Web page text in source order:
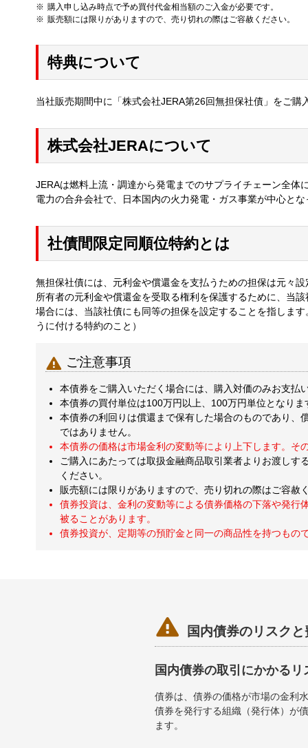
購入申し込み時点で予め買付代金相当額のご入金が必要です。
販売額には限りがありますので、売り切れの際はご容赦ください。
特典について
当社販売期間中に「株式会社JERA第26回無担保社債」をご
株式会社JERAについて
JERAは燃料上流・調達から発電までのサプライチェーン全
電力の合弁会社で、日本国内の火力発電・ガス事業が中心と
社債間限定同順位特約とは
無担保社債には、元利金や償還金を支払うための担保は元々
所有者の元利金や償還金を受取る権利を保護するために、当
場合には、当該社債にも同等の担保を設定することを指しま
うに付ける特約のこと）
 ご注意事項
本債券をご購入いただく場合には、購入対価のみお支払
本債券の買付単位は100万円以上、100万円単位となりま
本債券の利回りは償還まで保有した場合のものであり、
ではありません。
本債券の価格は市場金利の変動等により上下します。そ
ご購入にあたっては取扱金融商品取引業者よりお渡し
ください。
販売額には限りがありますので、売り切れの際はご容赦
債券投資は、金利の変動等による債券価格の下落や発行
被ることがあります。
債券投資が、定期等の預貯金と同一の商品性を持つもの
 国内債券のリスク
国内債券の取引にかかるリ
債券は、債券の価格が市場の金利
債券を発行する組織（発行体）が
ます。